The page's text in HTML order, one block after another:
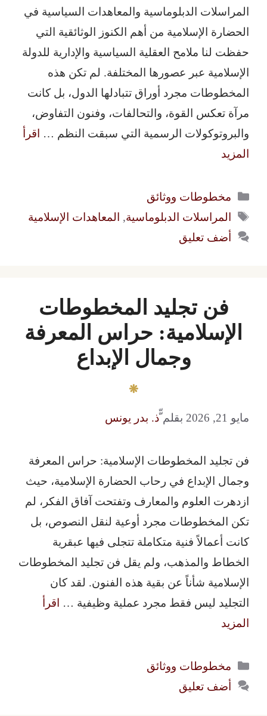
المراسلات الدبلوماسية والمعاهدات السياسية في
الحضارة الإسلامية من أهم الكنوز الوثائقية التي
حفظت لنا ملامح العقلية السياسية والإدارية للدولة
الإسلامية عبر عصورها المختلفة. لم تكن هذه
المخطوطات مجرد أوراق تتبادلها الدول، بل كانت
مرآة تعكس القوة، والتحالفات، وفنون التفاوض،
والبروتوكولات الرسمية التي سبقت النظم …
اقرأ
المزيد
التصنيفات
مخطوطات ووثائق
الوسوم
المراسلات الدبلوماسية,
المعاهدات الإسلامية
أضف تعليق
فن تجليد المخطوطات
الإسلامية: حراس المعرفة
وجمال الإبداع
مايو 21, 2026 بقلمّّذ. بدر يونس
فن تجليد المخطوطات الإسلامية: حراس المعرفة
وجمال الإبداع في رحاب الحضارة الإسلامية، حيث
ازدهرت العلوم والمعارف وتفتحت آفاق الفكر، لم
تكن المخطوطات مجرد أوعية لنقل النصوص، بل
كانت أعمالاً فنية متكاملة تتجلى فيها عبقرية
الخطاط والمذهب، ولم يقل فن تجليد المخطوطات
الإسلامية شأناً عن بقية هذه الفنون. لقد كان
التجليد ليس فقط مجرد عملية وظيفية … اقرأ
المزيد
التصنيفات
مخطوطات ووثائق
أضف تعليق